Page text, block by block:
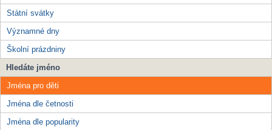
Státní svátky
Významné dny
Školní prázdniny
Hledáte jméno
Jména pro děti
Jména dle četnosti
Jména dle popularity